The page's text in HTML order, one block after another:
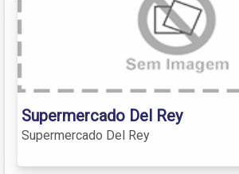
Supermercado Del Rey
Supermercado Del Rey